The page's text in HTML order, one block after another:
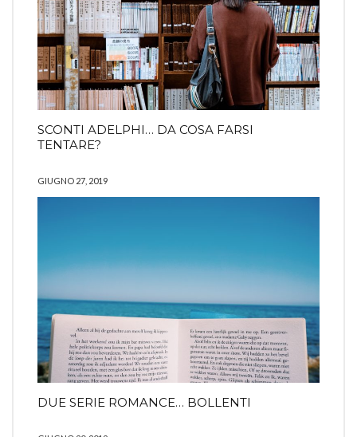
SCONTI ADELPHI… DA COSA FARSI
TENTARE?
GIUGNO 27, 2019
DUE SERIE ROMANCE… BOLLENTI